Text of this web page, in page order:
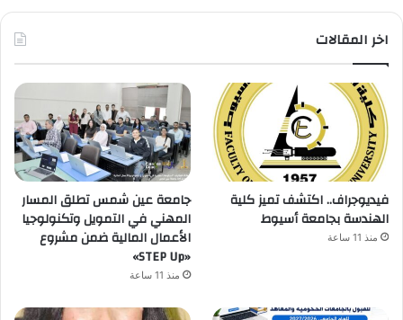
اخر المقالات
فيديوجراف.. اكتشف تميز كلية
الهندسة بجامعة أسيوط
منذ 11 ساعة
جامعة عين شمس تطلق المسار
المهني في التمويل وتكنولوجيا
الأعمال المالية ضمن مشروع
«STEP Up»
منذ 11 ساعة